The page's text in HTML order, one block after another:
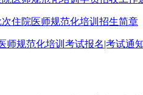
住院医师规范化培训招生简章
师规范化培训考试报名|考试通